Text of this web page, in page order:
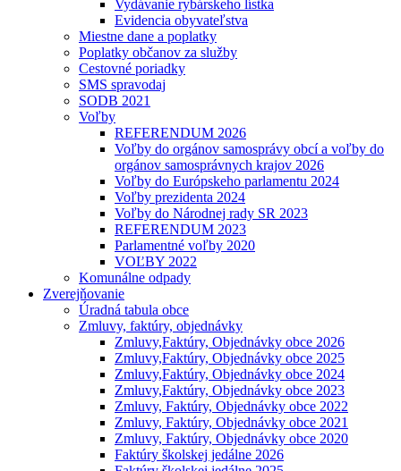
Vydávanie rybárskeho lístka
Evidencia obyvateľstva
Miestne dane a poplatky
Poplatky občanov za služby
Cestovné poriadky
SMS spravodaj
SODB 2021
Voľby
REFERENDUM 2026
Voľby do orgánov samosprávy obcí a voľby do
orgánov samosprávnych krajov 2026
Voľby do Európskeho parlamentu 2024
Voľby prezidenta 2024
Voľby do Národnej rady SR 2023
REFERENDUM 2023
Parlamentné voľby 2020
VOĽBY 2022
Komunálne odpady
Zverejňovanie
Úradná tabula obce
Zmluvy, faktúry, objednávky
Zmluvy,Faktúry, Objednávky obce 2026
Zmluvy,Faktúry, Objednávky obce 2025
Zmluvy,Faktúry, Objednávky obce 2024
Zmluvy,Faktúry, Objednávky obce 2023
Zmluvy, Faktúry, Objednávky obce 2022
Zmluvy, Faktúry, Objednávky obce 2021
Zmluvy, Faktúry, Objednávky obce 2020
Faktúry školskej jedálne 2026